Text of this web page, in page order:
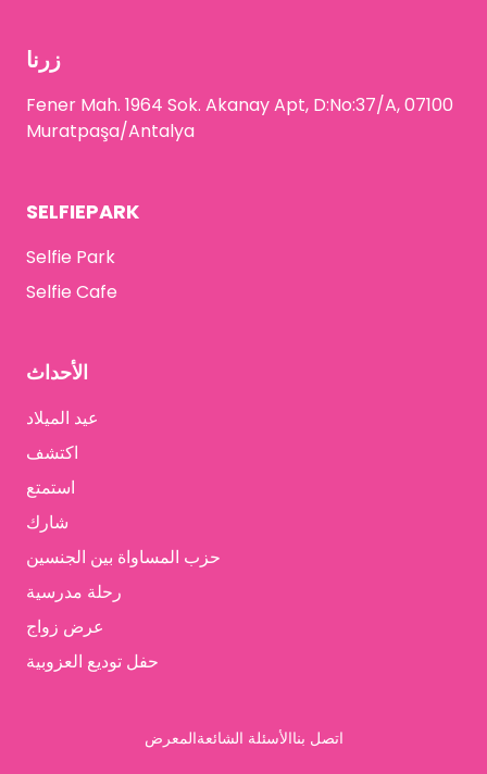
زرنا
Fener Mah. 1964 Sok. Akanay Apt, D:No:37/A, 07100
Muratpaşa/Antalya
SELFIEPARK
Selfie Park
Selfie Cafe
الأحداث
عيد الميلاد
اكتشف
استمتع
شارك
حزب المساواة بين الجنسين
رحلة مدرسية
عرض زواج
حفل توديع العزوبية
المعرضالأسئلة الشائعةاتصل بنا